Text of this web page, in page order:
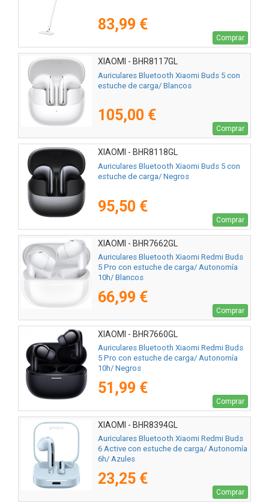
83,99 €
Comprar
XIAOMI - BHR8117GL
Auriculares Bluetooth Xiaomi Buds 5 con
estuche de carga/ Blancos
105,00 €
Comprar
XIAOMI - BHR8118GL
Auriculares Bluetooth Xiaomi Buds 5 con
estuche de carga/ Negros
95,50 €
Comprar
XIAOMI - BHR7662GL
Auriculares Bluetooth Xiaomi Redmi Buds
5 Pro con estuche de carga/ Autonomía
10h/ Blancos
66,99 €
Comprar
XIAOMI - BHR7660GL
Auriculares Bluetooth Xiaomi Redmi Buds
5 Pro con estuche de carga/ Autonomía
10h/ Negros
51,99 €
Comprar
XIAOMI - BHR8394GL
Auriculares Bluetooth Xiaomi Redmi Buds
6 Active con estuche de carga/ Autonomía
6h/ Azules
23,25 €
Comprar